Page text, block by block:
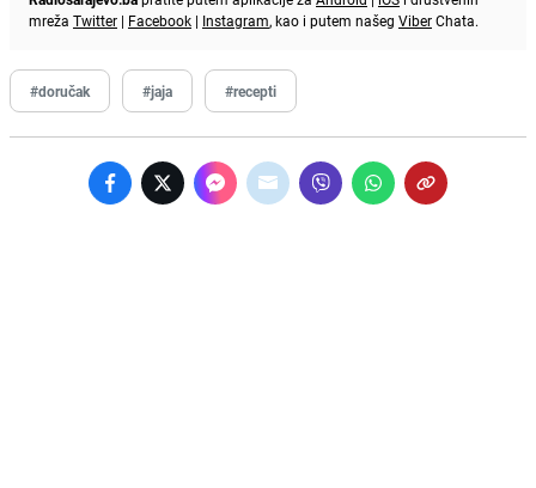
mreža Twitter | Facebook | Instagram, kao i putem našeg ViberChata.
#doručak #jaja #recepti